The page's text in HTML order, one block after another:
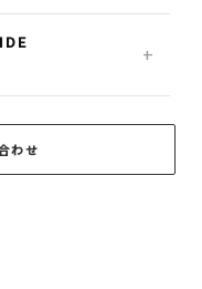
OWN
PORKCHOP GARAGE
ROTTWEILER
わせ